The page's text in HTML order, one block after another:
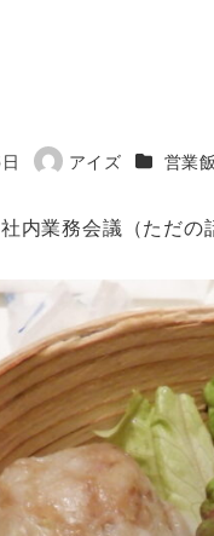
著
アイズ カテゴリー
営業飯
業務会議（ただの